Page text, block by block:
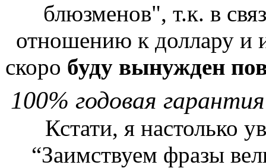
блюзменов", т.к. в
отношению к доллару и
скоро буду вынужден
100% годовая
Кстати, я настолько
“Заимствуем фразы